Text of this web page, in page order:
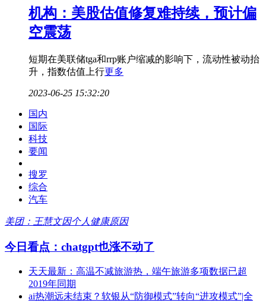
机构：美股估值修复难持续，预计偏
空震荡
短期在美联储tga和rrp账户缩减的影响下，流动性被动抬
升，指数估值上行更多
2023-06-25 15:32:20
国内
国际
科技
要闻
搜罗
综合
汽车
美团：王慧文因个人健康原因
今日看点：chatgpt也涨不动了
天天最新：高温不减旅游热，端午旅游多项数据已超
2019年同期
ai热潮远未结束？软银从“防御模式”转向“进攻模式”|全